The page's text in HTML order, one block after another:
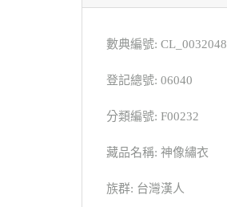
數典編號: CL_0032048
登記總號: 06040
分類編號: F00232
藏品名稱: 神像繡衣
族群: 台灣漢人